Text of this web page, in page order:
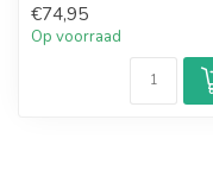
€74,95
Op voorraad